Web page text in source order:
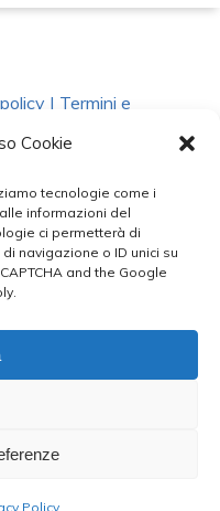
Cookie
tecnologie come i
informazioni del
ci permetterà di
navigazione o ID unici su
and the Google
Policy
| Termini e
Dati
phone
©